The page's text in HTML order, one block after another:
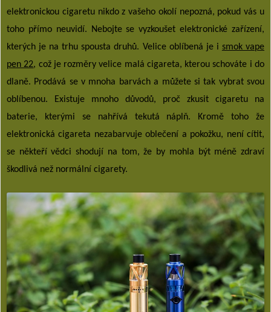
elektronickou cigaretu nikdo z vašeho okolí nepozná, pokud vás u
toho přímo neuvidí. Nebojte se vyzkoušet elektronické zařízení,
kterých je na trhu spousta druhů. Velice oblíbená je i smok vape
pen 22, což je rozměry velice malá cigareta, kterou schováte i do
dlaně. Prodává se v mnoha barvách a můžete si tak vybrat svou
oblíbenou. Existuje mnoho důvodů, proč zkusit cigaretu na
baterie, kterými se nahřívá tekutá náplň. Kromě toho že
elektronická cigareta nezabarvuje oblečení a pokožku, není cítit,
se někteří vědci shodují na tom, že by mohla být méně zdraví
škodlivá než normální cigarety.